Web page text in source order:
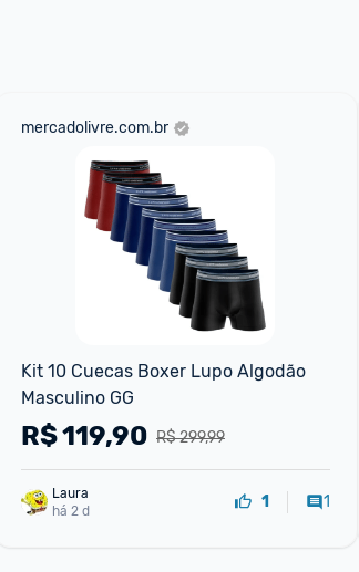
mercadolivre.com.br
Kit 10 Cuecas Boxer Lupo Algodão
Masculino GG
R$ 299,99
R$119,90
Laura
há 2 d
1 1